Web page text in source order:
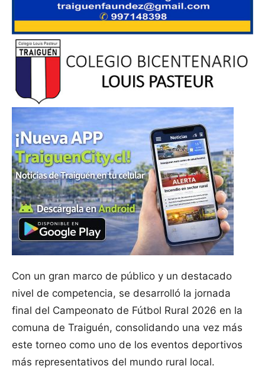
Con un gran marco de público y un destacado
nivel de competencia, se desarrolló la jornada
final del Campeonato de Fútbol Rural 2026 en la
comuna de Traiguén, consolidando una vez más
este torneo como uno de los eventos deportivos
más representativos del mundo rural local.